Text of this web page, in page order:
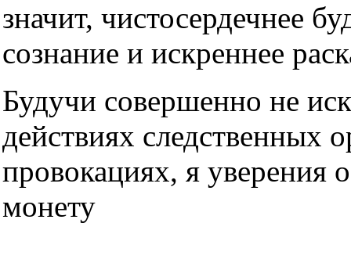
значит, чистосердечнее
сознание и искреннее
Будучи совершенно не
действиях следственных
провокациях, я уверения
монету